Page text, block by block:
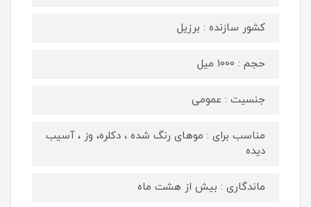
کشور سازنده : برزیل
حجم : 1000 میل
جنسیت : عمومی
مناسب برای : موهای رنگ شده ، دکلره، وز ، آسیب
دیده
ماندگاری : بیش از هشت ماه